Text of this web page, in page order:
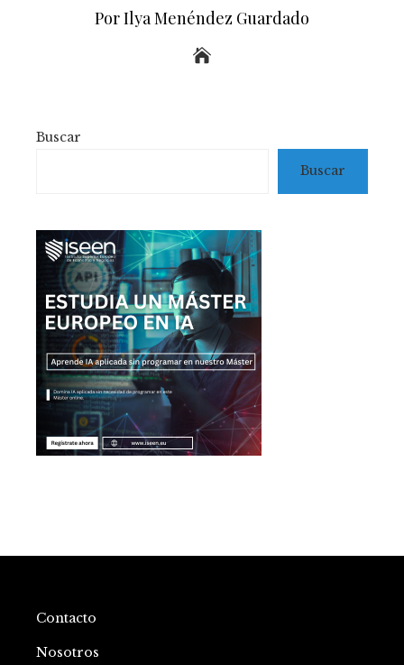
Por Ilya Menéndez Guardado
Buscar
Buscar
Contacto
Nosotros